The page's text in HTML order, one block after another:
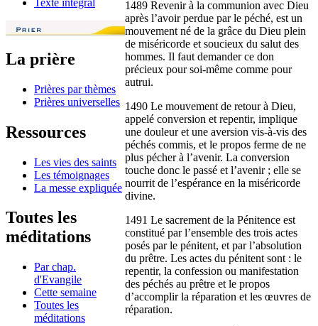
La prière
Prières par thèmes
Prières universelles
Ressources
Les vies des saints
Les témoignages
La messe expliquée
Toutes les
méditations
Par chap.
d'Evangile
Cette semaine
Toutes les
méditations
1489 Revenir à la communion avec Dieu
après l’avoir perdue par le péché, est un
mouvement né de la grâce du Dieu plein
de miséricorde et soucieux du salut des
hommes. Il faut demander ce don
précieux pour soi-même comme pour
autrui.
1490 Le mouvement de retour à Dieu,
appelé conversion et repentir, implique
une douleur et une aversion vis-à-vis des
péchés commis, et le propos ferme de ne
plus pécher à l’avenir. La conversion
touche donc le passé et l’avenir ; elle se
nourrit de l’espérance en la miséricorde
divine.
1491 Le sacrement de la Pénitence est
constitué par l’ensemble des trois actes
posés par le pénitent, et par l’absolution
du prêtre. Les actes du pénitent sont : le
repentir, la confession ou manifestation
des péchés au prêtre et le propos
d’accomplir la réparation et les œuvres de
réparation.